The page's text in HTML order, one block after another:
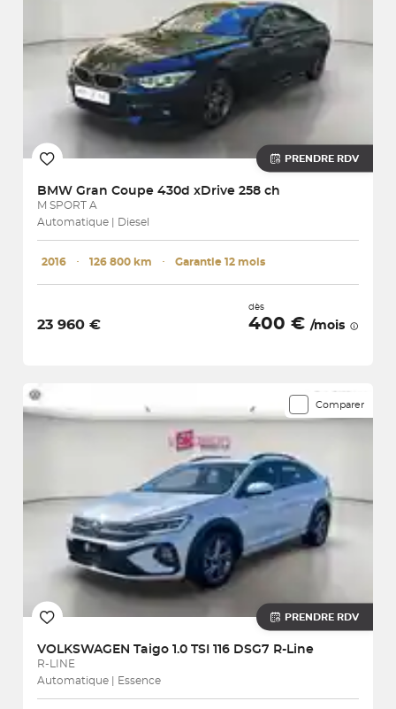
PRENDRE RDV
BMW Gran Coupe 430d xDrive 258 ch
M SPORT A
Automatique | Diesel
2016 ･ 126 800 km ･ Garantie 12 mois
23 960 €
dès
400 € /mois
Comparer
PRENDRE RDV
VOLKSWAGEN Taigo 1.0 TSI 116 DSG7 R-Line
R-LINE
Automatique | Essence